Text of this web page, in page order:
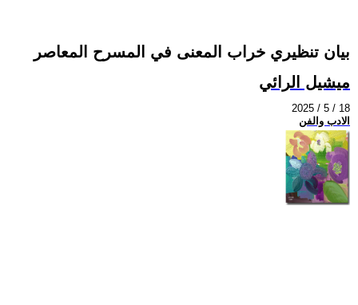
بيان تنظيري خراب المعنى في المسرح المعاصر
ميشيل الرائي
2025 / 5 / 18
الادب والفن